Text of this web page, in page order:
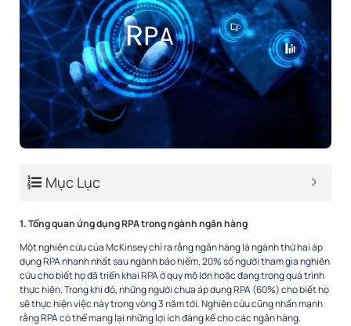
Mục Lục
1. Tổng quan ứng dụng RPA trong ngành ngân hàng
Một nghiên cứu của McKinsey chỉ ra rằng ngân hàng là ngành thứ hai áp
dụng RPA nhanh nhất sau ngành bảo hiểm. 20% số người tham gia nghiên
cứu cho biết họ đã triển khai RPA ở quy mô lớn hoặc đang trong quá trình
thực hiện. Trong khi đó, những người chưa áp dụng RPA (60%) cho biết họ
sẽ thực hiện việc này trong vòng 3 năm tới. Nghiên cứu cũng nhấn mạnh
rằng RPA có thể mang lại những lợi ích đáng kể cho các ngân hàng.